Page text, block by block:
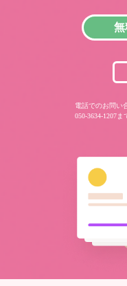
無
電話でのお問い
050-3634-1207ま